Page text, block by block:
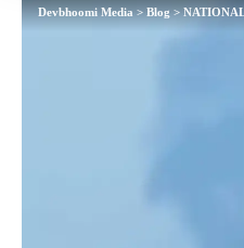
Devbhoomi Media>Blog>NATIONAL